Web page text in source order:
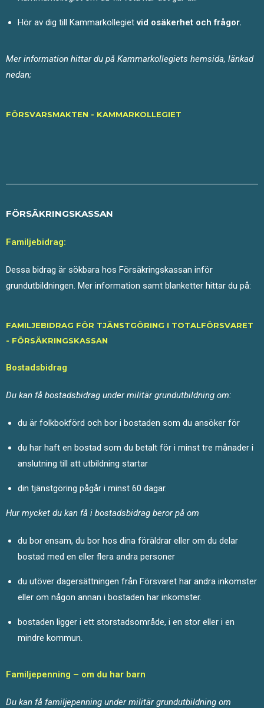
Hör av dig till Kammarkollegiet vid osäkerhet och frågor.
Mer information hittardu på Kammarkollegiets hemsida, länkad
nedan;
FÖRSVARSMAKTEN - KAMMARKOLLEGIET
FÖRSÄKRINGSKASSAN
Familjebidrag:
Dessa bidrag är sökbara hos Försäkringskassan inför
grundutbildningen. Mer information samt blanketter hittar du på:
FAMILJEBIDRAG FÖR TJÄNSTGÖRING I TOTALFÖRSVARET
- FÖRSÄKRINGSKASSAN
Bostadsbidrag
Du kan få bostadsbidrag under militär grundutbildning om:
du är folkbokförd och bor i bostaden som du ansöker för
du har haft en bostad som du betalt för i minst tre månader i
anslutning till att utbildning startar
din tjänstgöring pågår i minst 60 dagar.
Hur mycket du kan få i bostadsbidrag beror på om
du bor ensam, du bor hos dina föräldrar eller om du delar
bostad med en eller flera andra personer
du utöver dagersättningen från Försvaret har andra inkomster
eller om någon annan i bostaden har inkomster.
bostaden ligger i ett storstadsområde, i en stor eller i en
mindre kommun.
Familjepenning – om du har barn
Du kan få familjepenning under militär grundutbildning om